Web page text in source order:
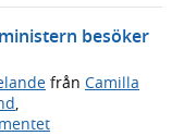
besöker
från Camilla
,